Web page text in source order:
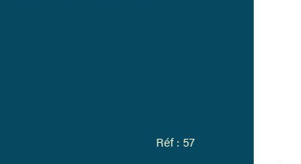
Réf : 57